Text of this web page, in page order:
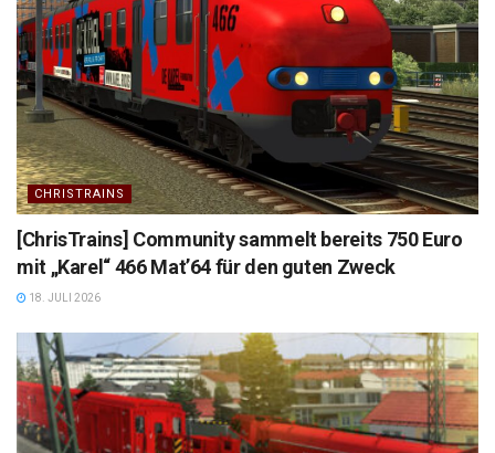
CHRISTRAINS
[ChrisTrains] Community sammelt bereits 750 Euro
mit „Karel“ 466 Mat’64 für den guten Zweck
18. JULI 2026